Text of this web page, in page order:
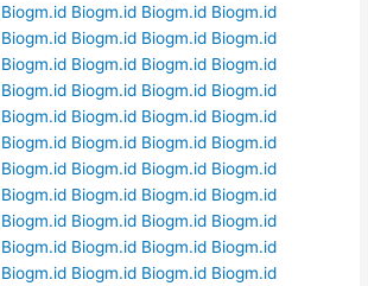
Biogm.id Biogm.id Biogm.id Biogm.id
Biogm.id Biogm.id Biogm.id Biogm.id
Biogm.id Biogm.id Biogm.id Biogm.id
Biogm.id Biogm.id Biogm.id Biogm.id
Biogm.id Biogm.id Biogm.id Biogm.id
Biogm.id Biogm.id Biogm.id Biogm.id
Biogm.id Biogm.id Biogm.id Biogm.id
Biogm.id Biogm.id Biogm.id Biogm.id
Biogm.id Biogm.id Biogm.id Biogm.id
Biogm.id Biogm.id Biogm.id Biogm.id
Biogm.id Biogm.id Biogm.id Biogm.id